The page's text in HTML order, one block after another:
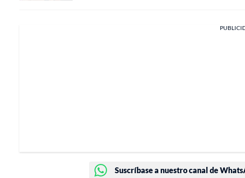
Suscríbase a nuestro canal de